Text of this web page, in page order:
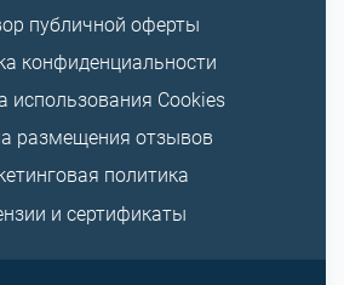
публичной оферты
конфиденциальности
использования Cookies
размещения отзывов
политика
и сертификаты